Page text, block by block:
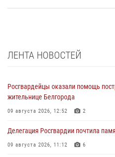
ЛЕНТА НОВОСТЕЙ
Росгвардейцы оказали помощь
жительнице Белгорода
09 августа 2026, 12:52 2
Делегация Росгвардии почтила
09 августа 2026, 11:12 6